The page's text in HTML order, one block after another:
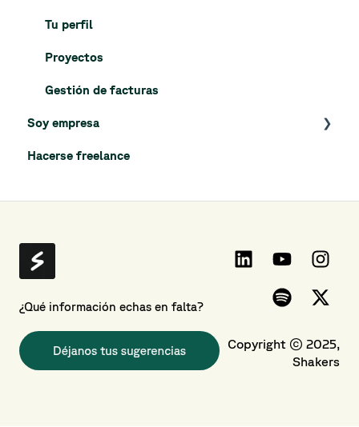
Tu perfil
Proyectos
Gestión de facturas
Soy empresa
Proceso de registro
Hacerse freelance
¿Qué información echas en falta?
Copyright © 2025,
Shakers